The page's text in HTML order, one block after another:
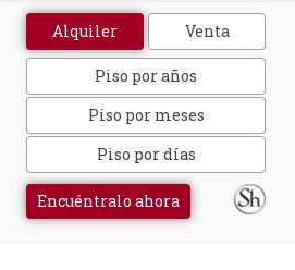
Alquiler Venta
Piso por años
Piso por meses
Piso por días
Encuéntralo ahora